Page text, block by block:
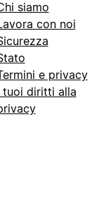
siamo
con noi
e privacy
tuoi diritti alla